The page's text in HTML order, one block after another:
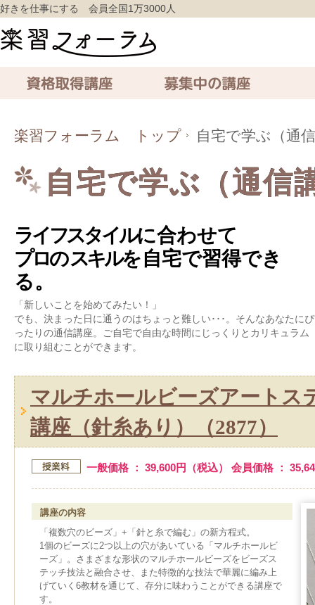
好きを仕事にする 会員全国1万3000人
楽習フォーラム トップ 自宅で学ぶ（通
自宅で学ぶ（通信
ライフスタイルに合わせて
プロのスキルを自宅で習得でき
る。
「新しいことを始めてみたい！」
でも、決まった日に通うのはちょっと難しい･･･。そんなあなたにぴ
ったりの通信講座。ご自宅で自由な時間にじっくりとカリキュラム
に取り組むことができます。
マルチホールビーズアートス
講座（針糸あり）（2877）
一般価格 ： 39,600円（税込） 会員価格 ：
講座の内容
「複数穴のビーズ」+「針と糸で編む」の新方程式。
1個のビーズに2つ以上の穴があいている「マルチホールビ
ーズ」。さまざまな形状のマルチホールビーズをビーズス
テッチ技法と融合させ、また特徴的な技法で華麗に編み上
げていく6教材を通じて、存分に味わうことができる講座で
す。